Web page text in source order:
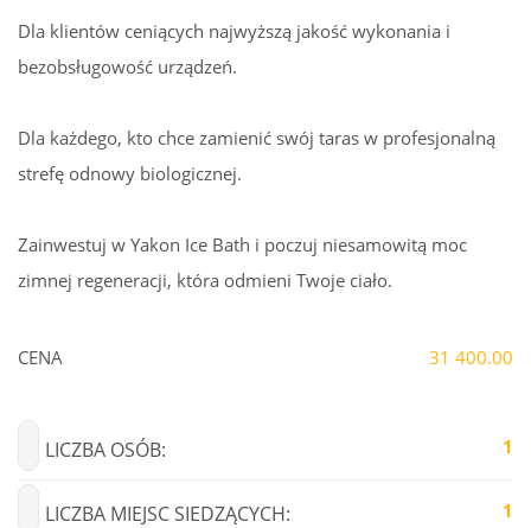
Dla klientów ceniących najwyższą jakość wykonania i
bezobsługowość urządzeń.
Dla każdego, kto chce zamienić swój taras w profesjonalną
strefę odnowy biologicznej.
Zainwestuj w Yakon Ice Bath i poczuj niesamowitą moc
zimnej regeneracji, która odmieni Twoje ciało.
CENA 31 400.00
LICZBA OSÓB: 1
LICZBA MIEJSC SIEDZĄCYCH: 1